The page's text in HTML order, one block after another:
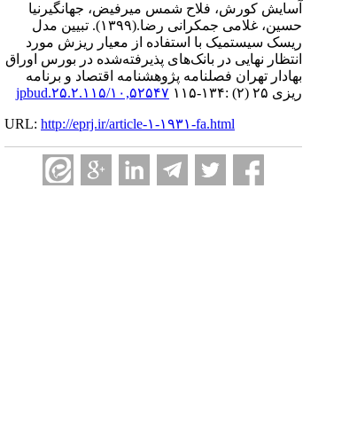
آسایش کورش، فلاح شمس میرفیض، جهانگیرنیا
حسین، غلامی جمکرانی رضا.(۱۳۹۹).
تبیین مدل
ریسک سیستمیک با استفاده از معیار ریزش مورد
انتظار نهایی در بانک‌های پذیرفته‌شده در بورس اوراق
بهادار تهران فصلنامه پژوهشنامه اقتصاد و برنامه
ریزی ۲۵ (۲) :۱۳۴-۱۱۵
۱۰,۵۲۵۴۷/jpbud.۲۵.۲.۱۱۵
URL: http://eprj.ir/article-۱-۱۹۳۱-fa.html